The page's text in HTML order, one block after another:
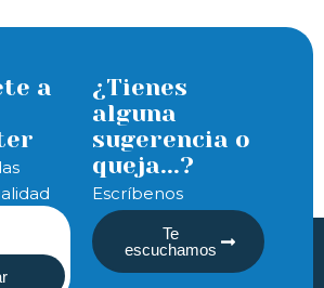
a
¿Tienes
alguna
sugerencia o
queja...?
Escríbenos
Te
escuchamos